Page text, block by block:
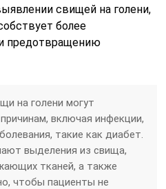
свищей на голени,
более
предотвращению
на голени могут
включая инфекции,
такие как диабет.
выделения из свища,
тканей, а также
чтобы пациенты не